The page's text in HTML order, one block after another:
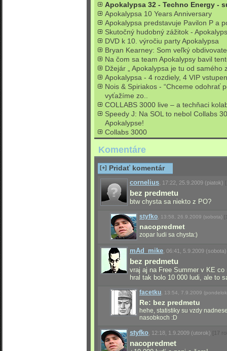
Apokalypsa 32 - Techno Energy -
Apokalypsa 10 Years Anniversary
Apokalypsa predstavuje Pavilon P a
Skutočný hudobný zážitok -
DVD k 10. výročiu party Apokalypsa
Bryan Kearney: Som veľký
Na čom sa team Apokalypsy bavil
Džejár „ Apokalypsa je tu od samého
Apokalypsa - 4 rozdiely, 4 VIP
Nois & Spiriakos - “Chceme odohrať
vyťažíme zo..
COLLABS 3000 live – a techňaci
Speedy J: Na SOL to nebol Collabs
Apokalypse!
Collabs 3000
Komentáre
[+]
Pridať komentár
cornelius 17:22, 25.9.2009 (piatok)
bez predmetu
btw chysta sa niekto z PO?
styfko, 13:58, 26.9.2009 (sobota)
nacopredmet
zopar ludi sa chysta:)
mAd_mike 06:41, 5.9.2009 (sobota)
bez predmetu
vraj aj na Free Summer v KE
hral tak bolo 10 000 ludi, ale to
facetku, 13:54, 7.9.2009
Re: bez predmetu
hehe, statistiky su vzdy
nasobkoch :D
styfko 12:18, 1.9.2009 (utorok) [17
nacopredmet